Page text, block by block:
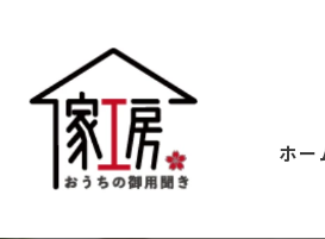
ホー